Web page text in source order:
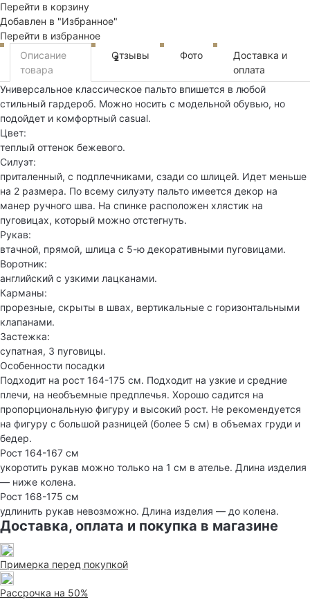
Перейти в корзину
Добавлен в "Избранное"
Перейти в избранное
Описание
товара
Отзывы
2 Фото
Доставка и
оплата
Универсальное классическое пальто впишется в любой
стильный гардероб. Можно носить с модельной обувью, но
подойдет и комфортный casual.
Цвет:
теплый оттенок бежевого.
Силуэт:
приталенный, с подплечниками, сзади со шлицей. Идет меньше
на 2 размера. По всему силуэту пальто имеется декор на
манер ручного шва. На спинке расположен хлястик на
пуговицах, который можно отстегнуть.
Рукав:
втачной, прямой, шлица с 5-ю декоративными пуговицами.
Воротник:
английский с узкими лацканами.
Карманы:
прорезные, скрыты в швах, вертикальные с горизонтальными
клапанами.
Застежка:
супатная, 3 пуговицы.
Особенности посадки
Подходит на рост 164-175 см. Подходит на узкие и средние
плечи, на необъемные предплечья. Хорошо садится на
пропорциональную фигуру и высокий рост. Не рекомендуется
на фигуру с большой разницей (более 5 см) в объемах груди и
бедер.
Рост 164-167 см
укоротить рукав можно только на 1 см в ателье. Длина изделия
— ниже колена.
Рост 168-175 см
удлинить рукав невозможно. Длина изделия — до колена.
Доставка, оплата и покупка в магазине
Примерка перед покупкой
Рассрочка на 50%